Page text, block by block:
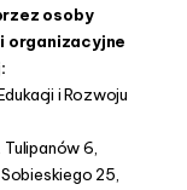
osoby
organizacyjne
i Rozwoju
6,
25,